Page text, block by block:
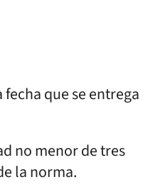
que se entrega
no menor de tres
la norma.